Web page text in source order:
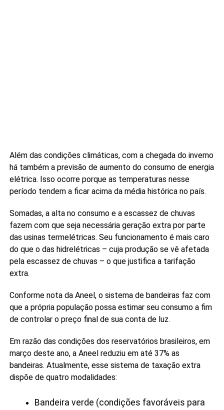
Além das condições climáticas, com a chegada do inverno
há também a previsão de aumento do consumo de energia
elétrica. Isso ocorre porque as temperaturas nesse
período tendem a ficar acima da média histórica no país.
Somadas, a alta no consumo e a escassez de chuvas
fazem com que seja necessária geração extra por parte
das usinas termelétricas. Seu funcionamento é mais caro
do que o das hidrelétricas – cuja produção se vê afetada
pela escassez de chuvas – o que justifica a tarifação
extra.
Conforme nota da Aneel, o sistema de bandeiras faz com
que a própria população possa estimar seu consumo a fim
de controlar o preço final de sua conta de luz.
Em razão das condições dos reservatórios brasileiros, em
março deste ano, a Aneel reduziu em até 37% as
bandeiras. Atualmente, esse sistema de taxação extra
dispõe de quatro modalidades:
Bandeira verde (condições favoráveis para